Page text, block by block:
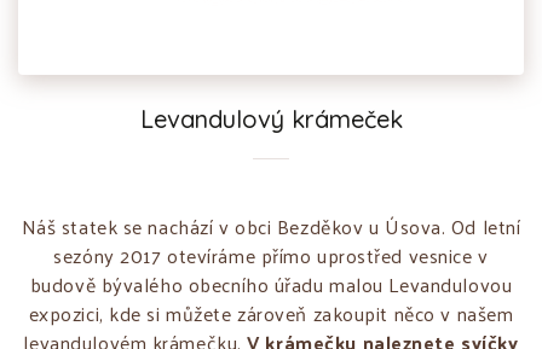
Levandulový krámeček
Náš statek se nachází v obci Bezděkov u Úsova. Od letní
sezóny 2017 otevíráme přímo uprostřed vesnice v
budově bývalého obecního úřadu malou Levandulovou
expozici, kde si můžete zároveň zakoupit něco v našem